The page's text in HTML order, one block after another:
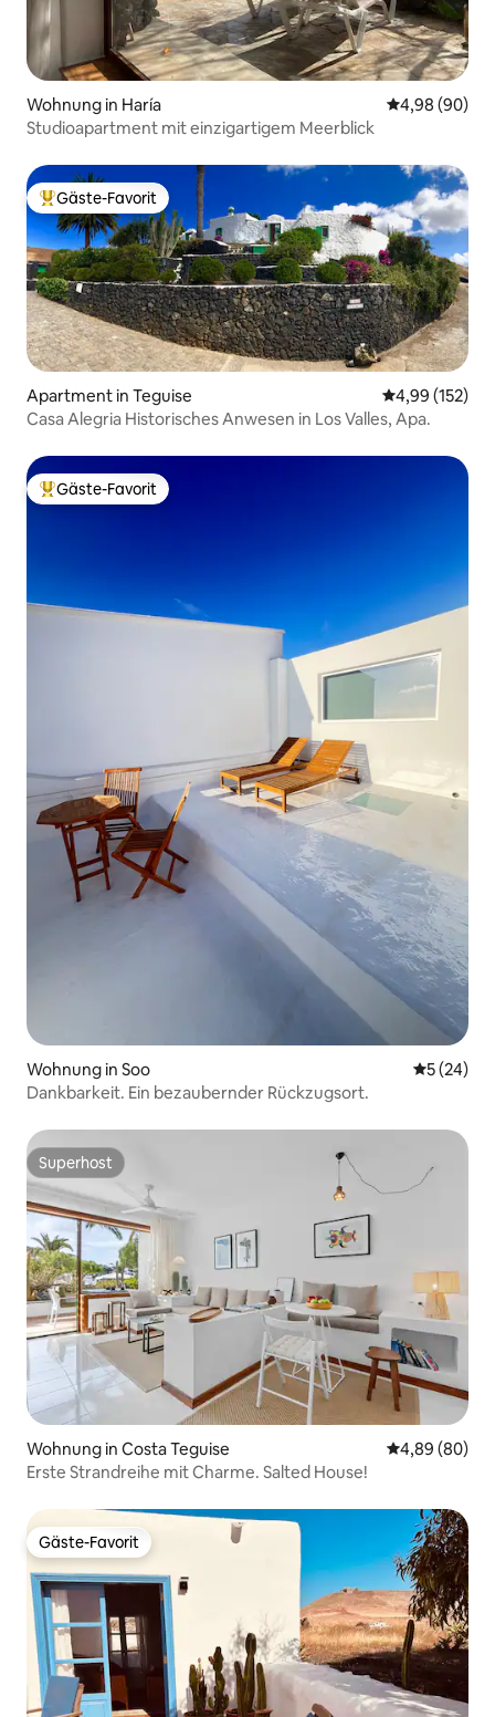
Wohnung in Haría
4,98 (90)
Studioapartment mit einzigartigem Meerblick
Beliebter Gäste-Favorit.
Gäste-Favorit
Apartment in Teguise
4,99 (152)
Casa Alegria Historisches Anwesen in Los Valles, Apa.
Beliebter Gäste-Favorit.
Gäste-Favorit
Wohnung in Soo
5 (24)
Dankbarkeit. Ein bezaubernder Rückzugsort.
Superhost
Superhost
Wohnung in Costa Teguise
4,89 (80)
Erste Strandreihe mit Charme. Salted House!
Gäste-Favorit
Gäste-Favorit